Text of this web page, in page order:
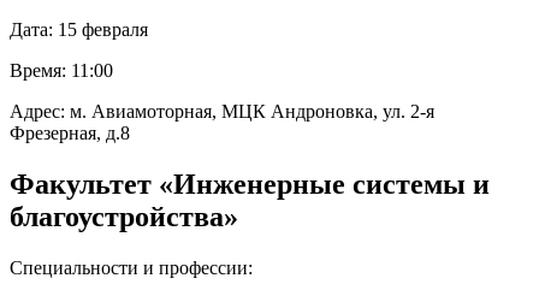
Дата: 15 февраля
Время: 11:00
Адрес: м. Авиамоторная, МЦК Андроновка, ул. 2-я
Фрезерная, д.8
Факультет «Инженерные системы и
благоустройства»
Специальности и профессии: